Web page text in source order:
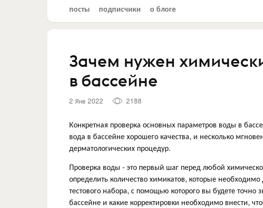
посты подписчики о блоге
Зачем нужен
в бассейне
2 Янв 2022 2188
Конкретная проверка основных параметров воды в
вода в бассейне хорошего качества, и несколько
дерматологических процедур.
Проверка воды - это первый шаг перед любой
определить количество химикатов, которые
тестового набора, с помощью которого вы будете точно
бассейне и какие корректировки необходимо внести,